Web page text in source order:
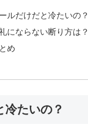
ルだけだと冷たいの？
にならない断り方は？
め
冷たいの？